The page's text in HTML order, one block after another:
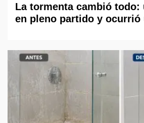
La tormenta cambió todo:
en pleno partido y ocurrió